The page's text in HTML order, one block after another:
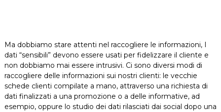
Ma dobbiamo stare attenti nel raccogliere le informazioni, I
dati “sensibili” devono essere usati per fidelizzare il cliente e
non dobbiamo mai essere intrusivi. Ci sono diversi modi di
raccogliere delle informazioni sui nostri clienti: le vecchie
schede clienti compilate a mano, attraverso una richiesta di
dati finalizzati a una promozione o a delle informative, ad
esempio, oppure lo studio dei dati rilasciati dai social dopo una